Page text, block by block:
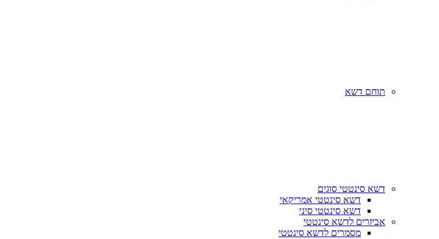
תוחם דשא
דשא סינטטי סוגים
דשא סינטטי אמריקאי
דשא סינטטי סיני
אביזרים לדשא סינטטי
מסמרים לדשא סינטטי